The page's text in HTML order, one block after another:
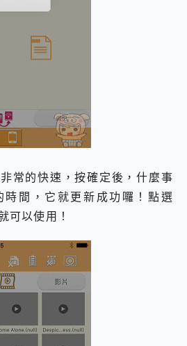
常的快速，按確定後，什麼事
間，它就更新成功囉！點選
可以使用！